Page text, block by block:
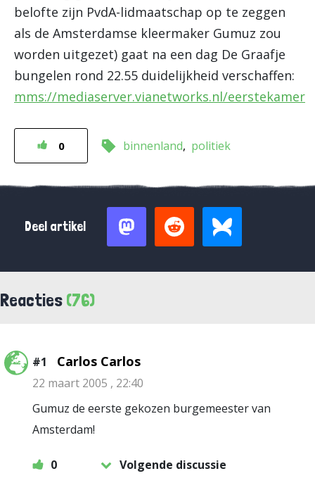
belofte zijn PvdA-lidmaatschap op te zeggen
als de Amsterdamse kleermaker Gumuz zou
worden uitgezet) gaat na een dag De Graafje
bungelen rond 22.55 duidelijkheid verschaffen:
mms://mediaserver.vianetworks.nl/eerstekamer
0 binnenland politiek
Deel artikel
Reacties (76)
#1 Carlos Carlos
22 maart 2005 , 22:40
Gumuz de eerste gekozen burgemeester van
Amsterdam!
0 Volgende discussie